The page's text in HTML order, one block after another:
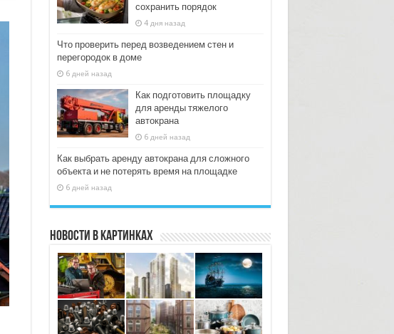
сохранить порядок
4 дня назад
Что проверить перед возведением стен и
перегородок в доме
6 дней назад
Как подготовить площадку
для аренды тяжелого
автокрана
6 дней назад
Как выбрать аренду автокрана для сложного
объекта и не потерять время на площадке
6 дней назад
Новости в картинках